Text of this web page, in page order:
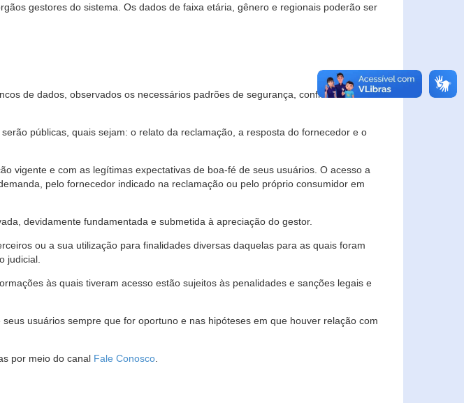
gestores do sistema. Os dados de faixa etária, gênero e regionais poderão ser
de dados, observados os necessários padrões de segurança, confidencialidade
públicas, quais sejam: o relato da reclamação, a resposta do fornecedor e o
vigente e com as legítimas expectativas de boa-fé de seus usuários. O acesso a
pelo fornecedor indicado na reclamação ou pelo próprio consumidor em
devidamente fundamentada e submetida à apreciação do gestor.
ou a sua utilização para finalidades diversas daquelas para as quais foram
judicial.
às quais tiveram acesso estão sujeitos às penalidades e sanções legais e
usuários sempre que for oportuno e nas hipóteses em que houver relação com
por meio do canal Fale Conosco